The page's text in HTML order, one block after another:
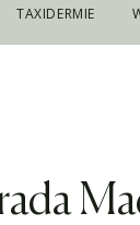
TAXIDERMIE